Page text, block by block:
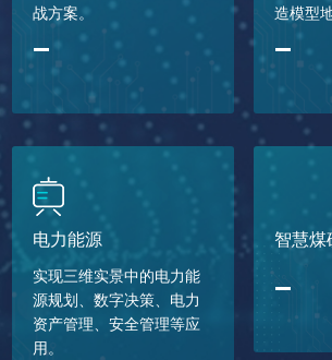
战方案。
电力能源
实现三维实景中的电力能
源规划、数字决策、电力
资产管理、安全管理等应
用。
造模型
智慧煤